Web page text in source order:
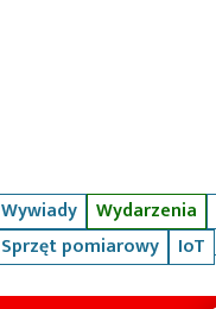
Wywiady Wydarzenia
Sprzęt pomiarowy
IoT